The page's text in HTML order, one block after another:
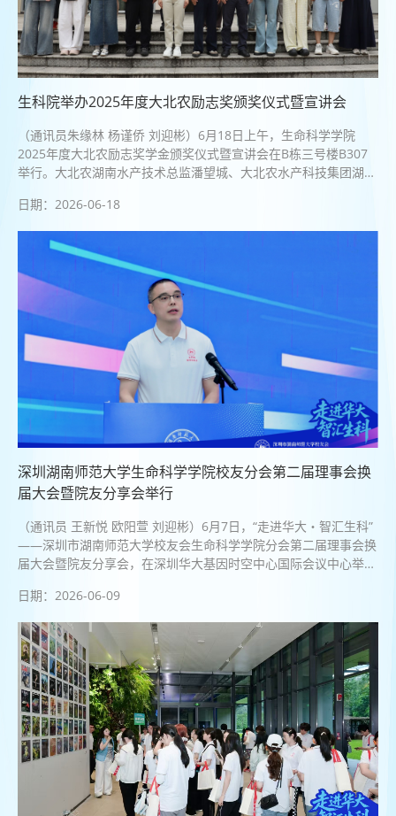
生科院举办2025年度大北农励志奖颁奖仪式暨宣讲会
（通讯员朱缘林 杨谨侨 刘迎彬）6月18日上午，生命科学学院
2025年度大北农励志奖学金颁奖仪式暨宣讲会在B栋三号楼B307
举行。大北农湖南水产技术总监潘望城、大北农水产科技集团湖南
刘迎彬，2...
日期：2026-06-18
深圳湖南师范大学生命科学学院校友分会第二届理事会换
届大会暨院友分享会举行
（通讯员 王新悦 欧阳萱 刘迎彬）6月7日，“走进华大・智汇生科”
——深圳市湖南师范大学校友会生命科学学院分会第二届理事会换
届大会暨院友分享会，在深圳华大基因时空中心国际会议中心举
影留念。本次大会分为换届大会、院友分享、参访交流三个环节。
换届大会环节庄重有序。主持...
日期：2026-06-09